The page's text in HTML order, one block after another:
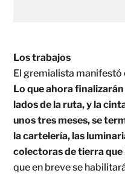
Los trabajos
El gremialista manifestó
Lo que ahora
lados de la ruta, y la
unos tres meses, se
la cartelería, las
colectoras de tierra que
que en breve se